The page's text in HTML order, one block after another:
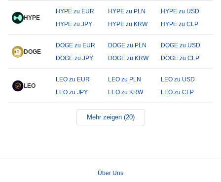
HYPE
HYPE zu EUR HYPE zu PLN
HYPE zu USD
HYPE zu JPY
HYPE zu KRW HYPE zu CLP
DOGE
DOGE zu EUR DOGE zu PLN
DOGE zu USD
DOGE zu JPY
DOGE zu KRW DOGE zu CLP
LEO
LEO zu EUR LEO zu PLN
LEO zu USD
LEO zu JPY
LEO zu KRW LEO zu CLP
Mehr zeigen (20)
Über Uns